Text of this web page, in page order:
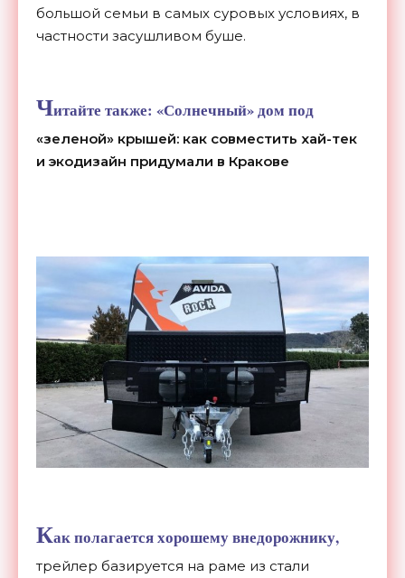
большой семьи в самых суровых условиях, в
частности засушливом буше.
Читайте также: «Солнечный» дом под
«зеленой» крышей: как совместить хай-тек
и экодизайн придумали в Кракове
Как полагается хорошему внедорожнику,
трейлер базируется на раме из стали